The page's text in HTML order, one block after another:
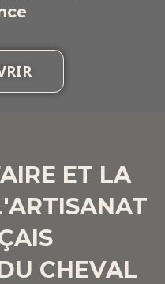
ET LA
CHEVAL